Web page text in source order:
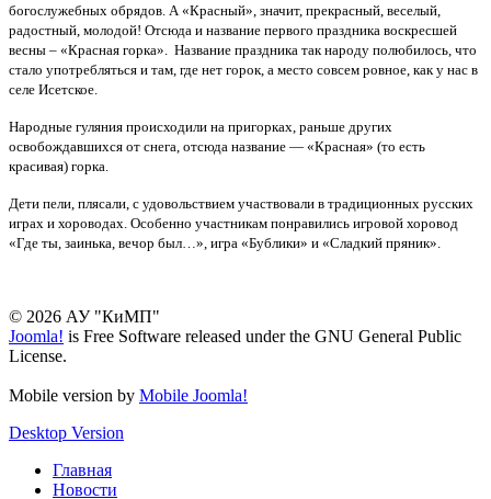
богослужебных обрядов. А «Красный», значит, прекрасный, веселый,
радостный, молодой! Отсюда и название первого праздника воскресшей
весны – «Красная горка». Название праздника так народу полюбилось, что
стало употребляться и там, где нет горок, а место совсем ровное, как у нас в
селе Исетское.
Народные гуляния происходили на пригорках, раньше других
освобождавшихся от снега, отсюда название — «Красная» (то есть
красивая) горка.
Дети пели, плясали, с удовольствием участвовали в традиционных русских
играх и хороводах. Особенно участникам понравились игровой хоровод
«Где ты, заинька, вечор был…», игра «Бублики» и «Сладкий пряник».
© 2026 АУ "КиМП"
Joomla! is Free Software released under the GNU General Public
License.
Mobile version by Mobile Joomla!
Desktop Version
Главная
Новости